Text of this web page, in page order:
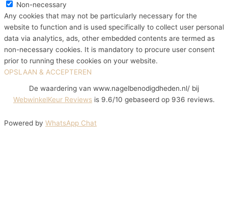
Non-necessary
Any cookies that may not be particularly necessary for the
website to function and is used specifically to collect user personal
data via analytics, ads, other embedded contents are termed as
non-necessary cookies. It is mandatory to procure user consent
prior to running these cookies on your website.
OPSLAAN & ACCEPTEREN
De waardering van www.nagelbenodigdheden.nl/ bij
WebwinkelKeur Reviews is 9.6/10 gebaseerd op 936 reviews.
Powered by WhatsApp Chat